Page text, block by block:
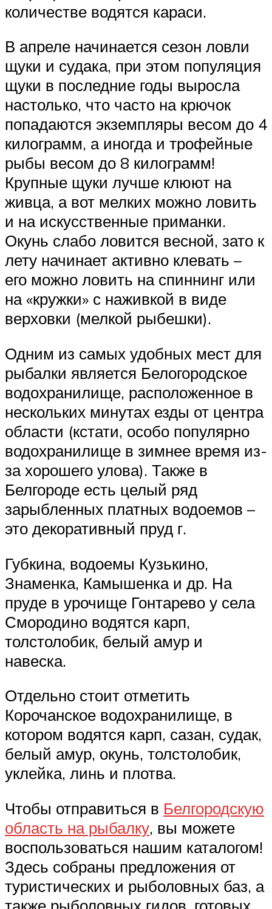
количестве водятся караси.
В апреле начинается сезон ловли
щуки и судака, при этом популяция
щуки в последние годы выросла
настолько, что часто на крючок
попадаются экземпляры весом до 4
килограмм, а иногда и трофейные
рыбы весом до 8 килограмм!
Крупные щуки лучше клюют на
живца, а вот мелких можно ловить
и на искусственные приманки.
Окунь слабо ловится весной, зато к
лету начинает активно клевать –
его можно ловить на спиннинг или
на «кружки» с наживкой в виде
верховки (мелкой рыбешки).
Одним из самых удобных мест для
рыбалки является Белогородское
водохранилище, расположенное в
нескольких минутах езды от центра
области (кстати, особо популярно
водохранилище в зимнее время из-
за хорошего улова). Также в
Белгороде есть целый ряд
зарыбленных платных водоемов –
это декоративный пруд г.
Губкина, водоемы Кузькино,
Знаменка, Камышенка и др. На
пруде в урочище Гонтарево у села
Смородино водятся карп,
толстолобик, белый амур и
навеска.
Отдельно стоит отметить
Корочанское водохранилище, в
котором водятся карп, сазан, судак,
белый амур, окунь, толстолобик,
уклейка, линь и плотва.
Чтобы отправиться в Белгородскую
область на рыбалку, вы можете
воспользоваться нашим каталогом!
Здесь собраны предложения от
туристических и рыболовных баз, а